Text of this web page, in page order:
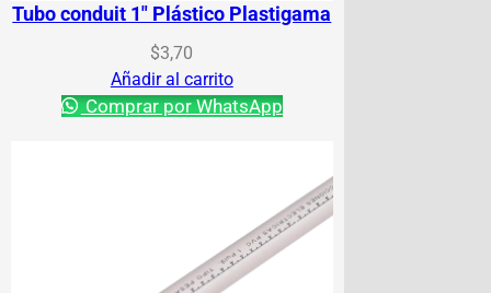
Tubo conduit 1″ Plástico Plastigama
$3,70
Añadir al carrito
Comprar por WhatsApp